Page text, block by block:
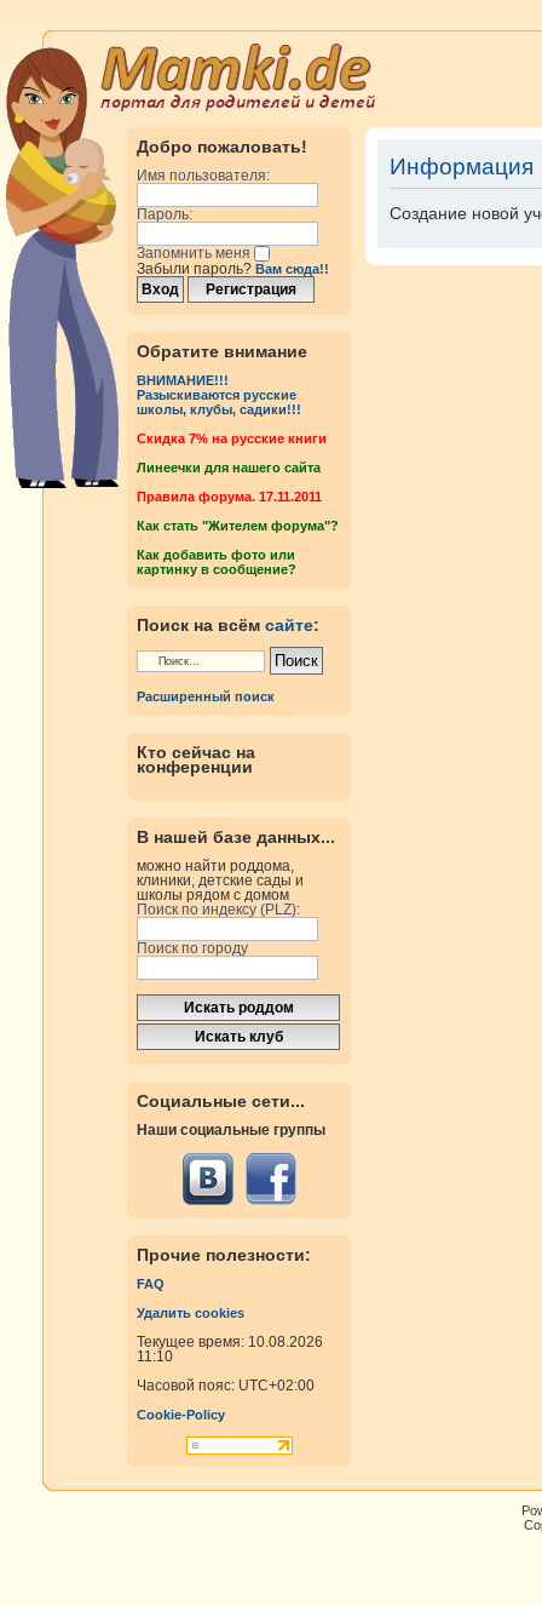
Добро пожаловать!
Имя пользователя:
Пароль:
Запомнить меня
Забыли пароль? Вам сюда!!
Обратите внимание
ВНИМАНИЕ!!!
Разыскиваются русские
школы, клубы, садики!!!
Cкидка 7% на русские книги
Линеечки для нашего сайта
Правила форума. 17.11.2011
Как стать "Жителем форума"?
Как добавить фото или
картинку в сообщение?
Поиск на всём сайте:
Расширенный поиск
Кто сейчас на
конференции
В нашей базе данных...
можно найти роддома,
клиники, детские сады и
школы рядом с домом
Поиск по индексу (PLZ):
Поиск по городу
Социальные сети...
Наши социальные группы
Прочие полезности:
FAQ
Удалить cookies
Текущее время: 10.08.2026
11:10
Часовой пояс: UTC+02:00
Cookie-Policy
Информация
Создание новой